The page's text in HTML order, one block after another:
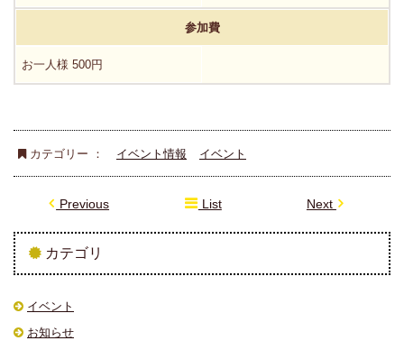
参加費
お一人様 500円
カテゴリー ： イベント情報 イベント
Previous List Next
カテゴリ
イベント
お知らせ